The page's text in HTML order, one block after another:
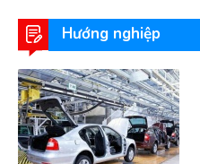
Hướng nghiệp